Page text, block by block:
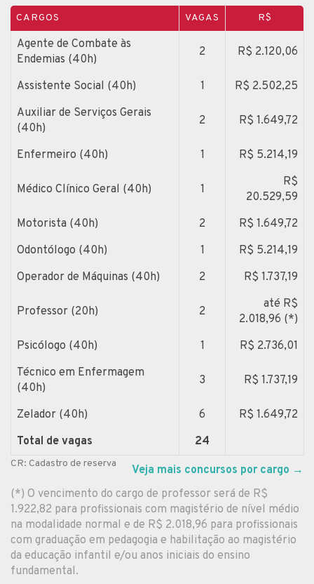
CARGOS VAGAS R$
Agente de Combate às
Endemias (40h)
2 R$ 2.120,06
Assistente Social (40h) 1
R$ 2.502,25
Auxiliar de Serviços Gerais
(40h)
2 R$ 1.649,72
Enfermeiro (40h) 1 R$ 5.214,19
Médico Clínico Geral (40h) 1
R$
20.529,59
Motorista (40h)
2
R$ 1.649,72
Odontólogo (40h)
1
R$ 5.214,19
Operador de Máquinas (40h)
2 R$ 1.737,19
Professor (20h) 2
até R$
2.018,96 (*)
Psicólogo (40h)
1
R$ 2.736,01
Técnico em Enfermagem
(40h)
3 R$ 1.737,19
Zelador (40h) 6
R$ 1.649,72
Total de vagas
24
CR: Cadastro de reserva Veja mais concursos por cargo →
(*) O vencimento do cargo de professor será de R$
1.922,82 para profissionais com magistério de nível médio
na modalidade normal e de R$ 2.018,96 para profissionais
com graduação em pedagogia e habilitação ao magistério
da educação infantil e/ou anos iniciais do ensino
fundamental.